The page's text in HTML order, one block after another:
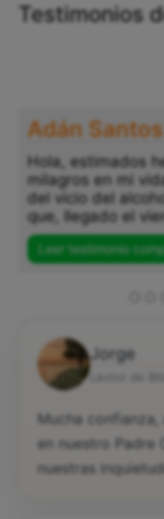
Testimonios
Adán
Hola, estimados
milagros en mi
del vicio del
que, llegado el
Leer testimonio
Jorge
Mucha
en nuestro Padre
nuestras